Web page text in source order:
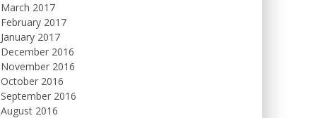
March 2017
February 2017
January 2017
December 2016
November 2016
October 2016
September 2016
August 2016